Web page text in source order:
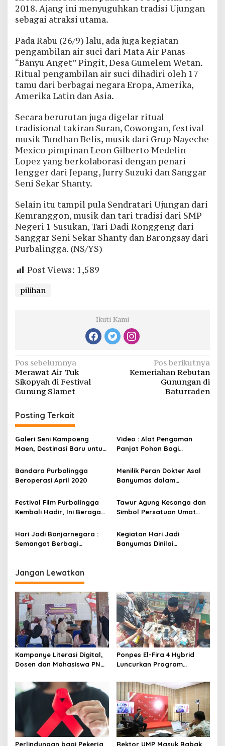
2018. Ajang ini menyuguhkan tradisi Ujungan
sebagai atraksi utama.
Pada Rabu (26/9) lalu, ada juga kegiatan
pengambilan air suci dari Mata Air Panas
“Banyu Anget” Pingit, Desa Gumelem Wetan.
Ritual pengambilan air suci dihadiri oleh 17
tamu dari berbagai negara Eropa, Amerika,
Amerika Latin dan Asia.
Secara berurutan juga digelar ritual
tradisional takiran Suran, Cowongan, festival
musik Tundhan Belis, musik dari Grup Nayeche
Mexico pimpinan Leon Gilberto Medelin
Lopez yang berkolaborasi dengan penari
lengger dari Jepang, Jurry Suzuki dan Sanggar
Seni Sekar Shanty.
Selain itu tampil pula Sendratari Ujungan dari
Kemranggon, musik dan tari tradisi dari SMP
Negeri 1 Susukan, Tari Dadi Ronggeng dari
Sanggar Seni Sekar Shanty dan Barongsay dari
Purbalingga. (NS/YS)
Post Views: 1,589
pilihan
Ikuti Kami
Navigasi
pos
Pos sebelumnya
Merawat Air Tuk
Sikopyah di Festival
Gunung Slamet
Pos berikutnya
Kemeriahan Rebutan
Gunungan di
Baturraden
Posting Terkait
Galeri Seni Kampoeng
Maen, Destinasi Baru untuk
Video : Alat Pengaman
Panjat Pohon Bagi
Bandara Purbalingga
Beroperasi April 2020
Menilik Peran Dokter Asal
Banyumas dalam
Indonesia
Festival Film Purbalingga
Kembali Hadir, Ini Beragam
Tawur Agung Kesanga dan
Simbol Persatuan Umat
Hari Jadi Banjarnegara :
Semangat Berbagi
Kegiatan Hari Jadi
Banyumas Dinilai
Jangan Lewatkan
Kampanye Literasi Digital,
Dosen dan Mahasiswa PNC
Pustaka Majenang Produksi
Konten Medsos
Ponpes El-Fira 4 Hybrid
Luncurkan Program
Pesantren Digital
Perlindungan bagi Pekerja
Rektor UMP Masuk Babak